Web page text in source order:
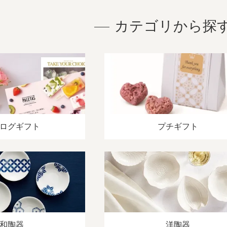
カテゴリから探
グギフト プチギフト
和陶器 洋陶器